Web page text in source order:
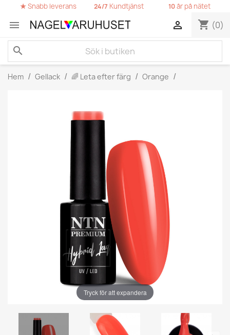
★Snabb leverans 24/7 Kundtjänst 10år på nätet
 shopping_cart (0)

search
Hem Gellack 🌈 Leta efter färg Orange
Tryck för att expandera